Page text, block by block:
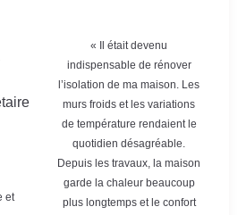
et
« Il était devenu
indispensable de rénover
l’isolation de ma maison. Les
murs froids et les variations
de température rendaient le
quotidien désagréable.
Depuis les travaux, la maison
garde la chaleur beaucoup
plus longtemps et le confort